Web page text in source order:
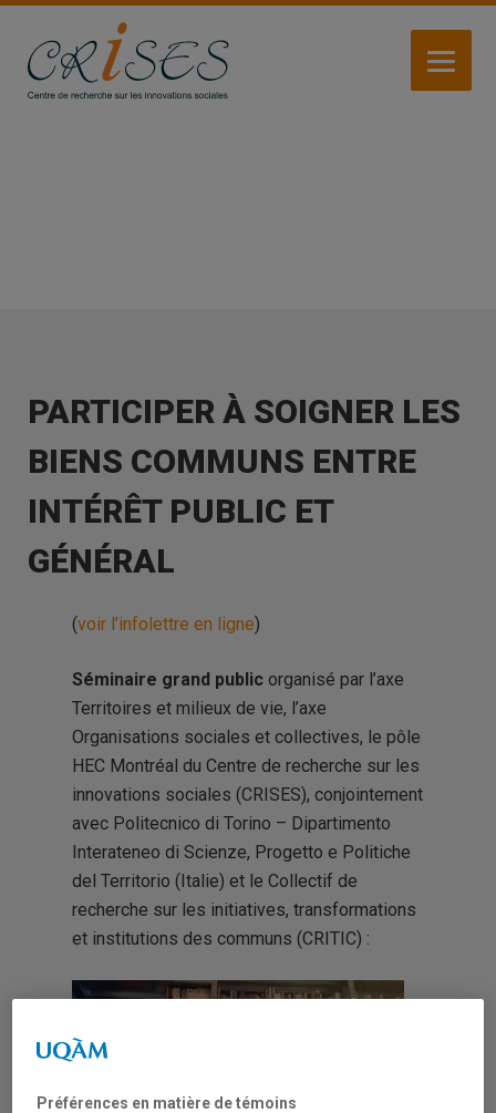
Aller
contenu
principal
PARTICIPER À SOIGNER LES
BIENS COMMUNS ENTRE
INTÉRÊT PUBLIC ET
GÉNÉRAL
(voir l’infolettre en ligne)
Séminaire grand public organisé par l’axe
Territoires et milieux de vie, l’axe
Organisations sociales et collectives, le pôle
HEC Montréal du Centre de recherche sur les
innovations sociales (CRISES), conjointement
avec Politecnico di Torino – Dipartimento
Interateneo di Scienze, Progetto e Politiche
del Territorio (Italie) et le Collectif de
recherche sur les initiatives, transformations
et institutions des communs (CRITIC) :
Préférences en matière de témoins